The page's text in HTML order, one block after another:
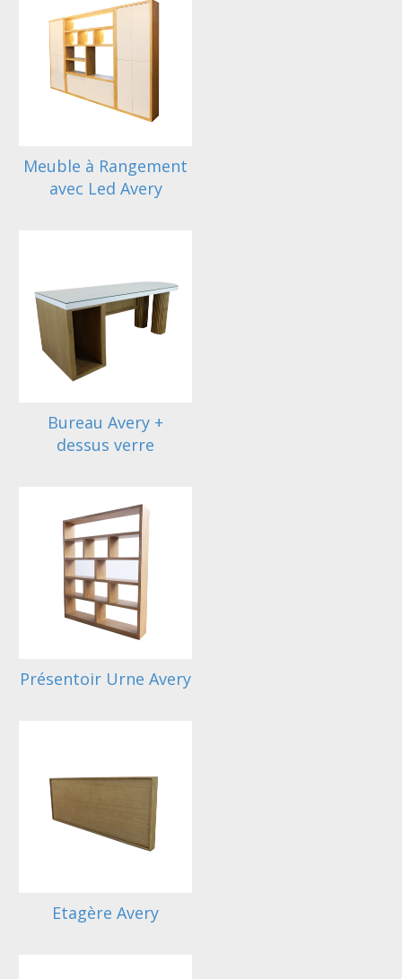
Meuble à Rangement
avec Led Avery
Bureau Avery +
dessus verre
Présentoir Urne Avery
Etagère Avery